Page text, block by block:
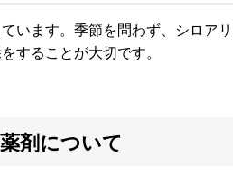
います。季節を問わず、シロアリ
することが大切です。
剤について